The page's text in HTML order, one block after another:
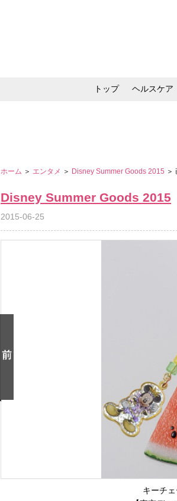
トップ ヘルスケア
ホーム ＞ エンタメ ＞ Disney Summer Goods 2015 ＞
Disney Summer Goods 2015
2015-06-25
キーチ